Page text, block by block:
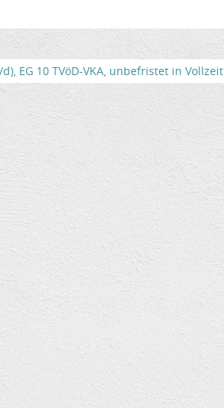
EG 10 TVöD-VKA, unbefristet in Vollzeit